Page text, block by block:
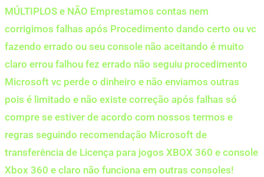
MÚLTIPLOS e NÃO Emprestamos contas nem
corrigimos falhas após Procedimento dando certo ou vc
fazendo errado ou seu console não aceitando é muito
claro errou falhou fez errado não seguiu procedimento
Microsoft vc perde o dinheiro e não enviamos outras
pois é limitado e não existe correção após falhas só
compre se estiver de acordo com nossos termos e
regras seguindo recomendação Microsoft de
transferência de Licença para jogos XBOX 360 e console
Xbox 360 e claro não funciona em outras consoles!